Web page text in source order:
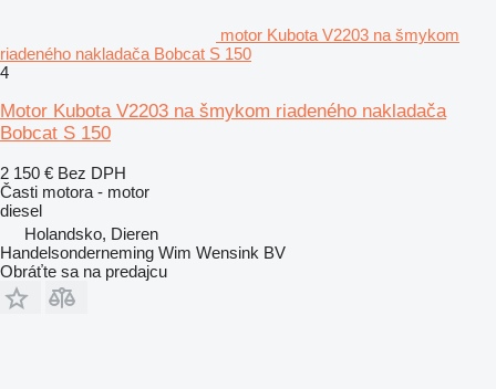
motor Kubota V2203 na šmykom
riadeného nakladača Bobcat S 150
4
Motor Kubota V2203 na šmykom riadeného nakladača
Bobcat S 150
2 150 € Bez DPH
Časti motora - motor
diesel
Holandsko, Dieren
Handelsonderneming Wim Wensink BV
Obráťte sa na predajcu